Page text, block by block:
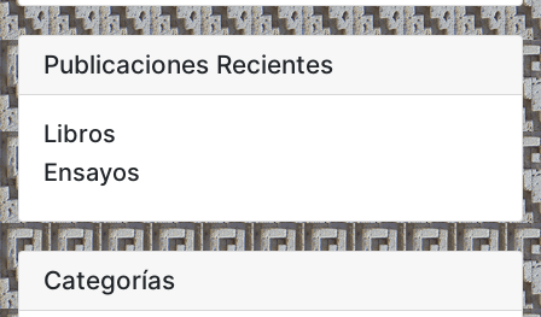
Publicaciones Recientes
Libros
Ensayos
Categorías